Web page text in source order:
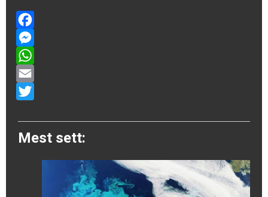
Facebook
Messenger
WhatsApp
Email
Mest sett: